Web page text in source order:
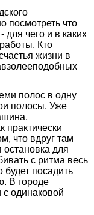
посмотреть что
для чего и в каких
Кто
жизни в
полос в одну
полосы. Уже
практически
что вдруг там
для
с ритма весь
посадить
В городе
одинаковой